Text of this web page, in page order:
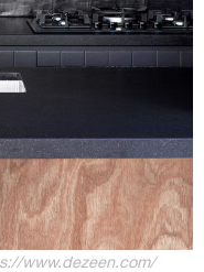
www.dezeen.com/